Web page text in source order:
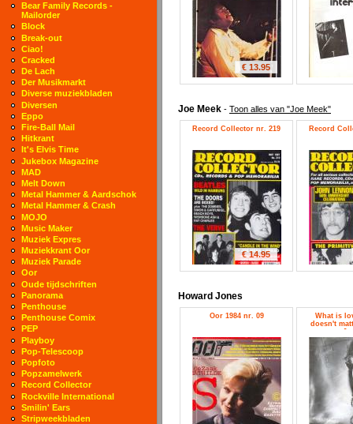
€ 13.95
Joe Meek - Toon alles van "Joe Meek"
Record Collector nr. 219
€ 14.95
Record
Howard Jones
Oor 1984 nr. 09
What is
doesn't
Bear Family Records -
Mailorder
Block
Break-out
Ciao!
Cracked
De Lach
Der Musikmarkt
Diverse muziekbladen
Diversen
Eppo
Fire-Ball Mail
Hitkrant
It's Elvis Time
Jukebox Magazine
MAD
Melt Down
Metal Hammer & Aardschok
Metal Hammer & Crash
MOJO
Music Maker
Muziek Expres
Muziekkrant Oor
Muziek Parade
Oor
Oude tijdschriften
Panorama
Penthouse
Penthouse Comix
PEP
Playboy
Pop-Telescoop
Popfoto
Popzamelwerk
Record Collector
Rockville International
Smilin' Ears
Stripweekbladen